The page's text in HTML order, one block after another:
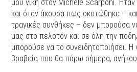
μου νίκη στον Michele Scarponi.
και όταν άκουσα πως σκοτώθηκε –
τραγικές συνθήκες – δεν μπορούσα
μας στο πελοτόν και σε όλη την
μπορούσε να το συνειδητοποιήσει. Η
βραβεία που θα πάρω σήμερα,